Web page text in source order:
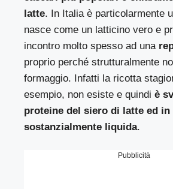
latte. In Italia è particolarmente
nasce come un latticino vero e
incontro molto spesso ad una
proprio perché strutturalmente
formaggio. Infatti la ricotta
esempio, non esiste e quindiè
proteine del siero di latte ed in
sostanzialmente liquida.
Pubblicità